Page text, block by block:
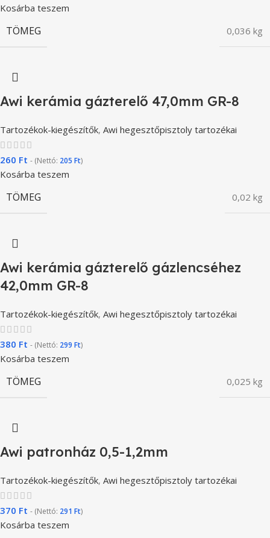
Kosárba teszem
TÖMEG 0,036 kg
Awi kerámia gázterelő 47,0mm GR-8
Tartozékok-kiegészítők, Awi hegesztőpisztoly tartozékai
260 Ft - (Nettó: 205 Ft)
Kosárba teszem
TÖMEG 0,02 kg
Awi kerámia gázterelő gázlencséhez
42,0mm GR-8
Tartozékok-kiegészítők, Awi hegesztőpisztoly tartozékai
380 Ft - (Nettó: 299 Ft)
Kosárba teszem
TÖMEG 0,025 kg
Awi patronház 0,5-1,2mm
Tartozékok-kiegészítők, Awi hegesztőpisztoly tartozékai
370 Ft - (Nettó: 291 Ft)
Kosárba teszem